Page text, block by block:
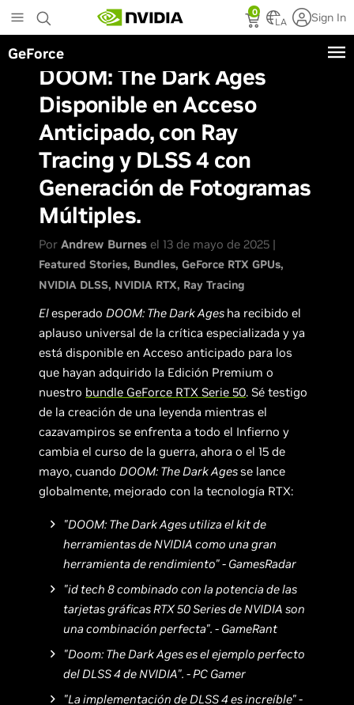
to
main
content
0
LA Sign In
GeForce
DOOM: The Dark Ages
Disponible en Acceso
Anticipado, con Ray
Tracing y DLSS 4 con
Generación de Fotogramas
Múltiples.
PorAndrew Burnes el 13 de mayo de 2025 |
Featured Stories Bundles GeForce RTX GPUs
NVIDIA DLSS NVIDIA RTX Ray Tracing
ElesperadoDOOM: The Dark Ages ha recibido el
aplauso universal de la crítica especializada y ya
está disponible en Acceso anticipado para los
que hayan adquirido la Edición Premium o
nuestro bundle GeForce RTX Serie 50. Sé testigo
de la creación de una leyenda mientras el
cazavampiros se enfrenta a todo el Infierno y
cambia el curso de la guerra, ahora o el 15 de
mayo, cuandoDOOM: The Dark Agesse lance
globalmente, mejorado con la tecnología RTX:
"DOOM: The Dark Ages utiliza el kit de
herramientas de NVIDIA como una gran
herramienta de rendimiento" - GamesRadar
"id tech 8 combinado con la potencia de las
tarjetas gráficas RTX 50 Series de NVIDIA son
una combinación perfecta". - GameRant
"Doom: The Dark Ages es el ejemplo perfecto
del DLSS 4 de NVIDIA". - PC Gamer
"La implementación de DLSS 4 es increíble" -